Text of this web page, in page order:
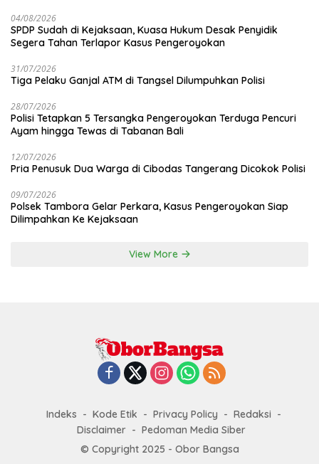
04/08/2026
SPDP Sudah di Kejaksaan, Kuasa Hukum Desak Penyidik
Segera Tahan Terlapor Kasus Pengeroyokan
31/07/2026
Tiga Pelaku Ganjal ATM di Tangsel Dilumpuhkan Polisi
28/07/2026
Polisi Tetapkan 5 Tersangka Pengeroyokan Terduga Pencuri
Ayam hingga Tewas di Tabanan Bali
12/07/2026
Pria Penusuk Dua Warga di Cibodas Tangerang Dicokok Polisi
09/07/2026
Polsek Tambora Gelar Perkara, Kasus Pengeroyokan Siap
Dilimpahkan Ke Kejaksaan
View More
Indeks Kode Etik Privacy Policy
Redaksi
Disclaimer
Pedoman Media Siber
© Copyright 2025 - Obor Bangsa